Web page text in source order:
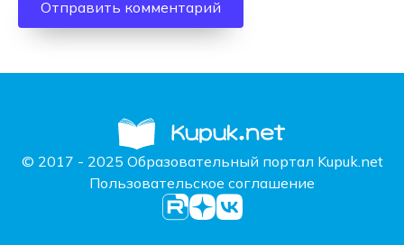
© 2017 - 2025 Образовательный портал Kupuk.net
Пользовательское соглашение